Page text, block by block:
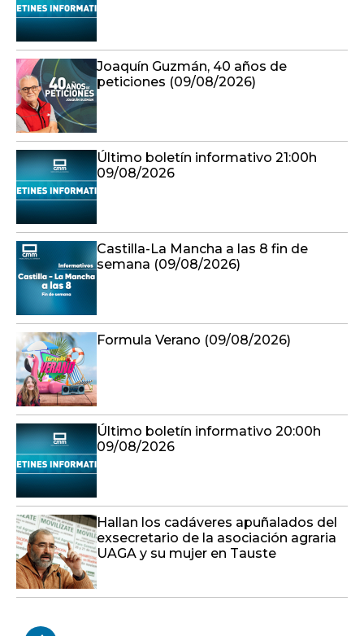
Joaquín Guzmán, 40 años de
peticiones (09/08/2026)
Último boletín informativo 21:00h
09/08/2026
Castilla-La Mancha a las 8 fin de
semana (09/08/2026)
Formula Verano (09/08/2026)
Último boletín informativo 20:00h
09/08/2026
Hallan los cadáveres apuñalados del
exsecretario de la asociación agraria
UAGA y su mujer en Tauste